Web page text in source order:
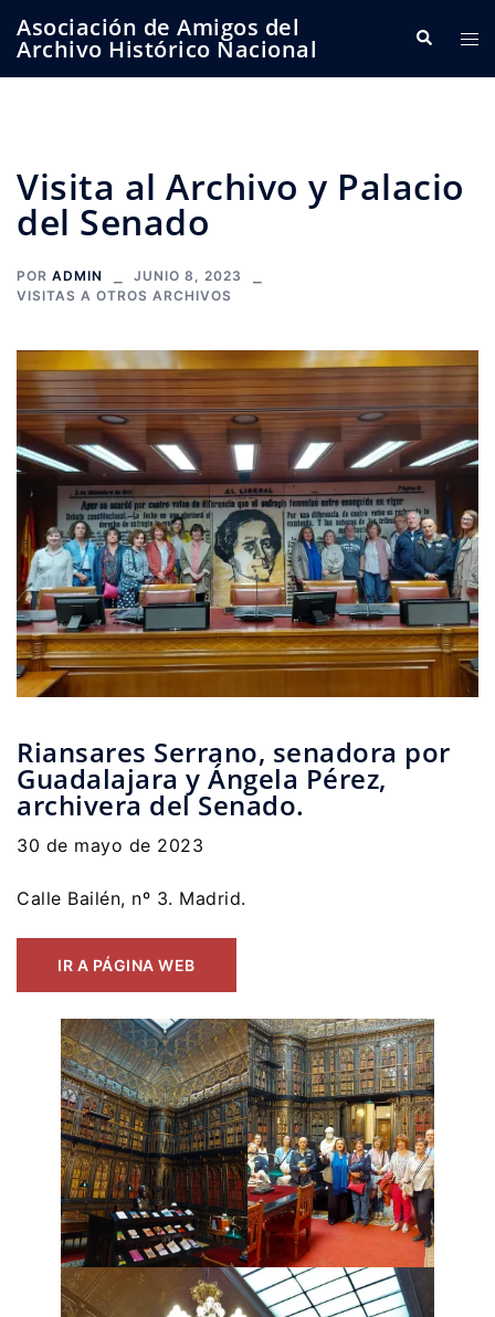
Asociación de Amigos del
Archivo Histórico Nacional Buscar
Visita al Archivo y Palacio
del Senado
POR ADMIN
JUNIO 8, 2023
VISITAS A OTROS ARCHIVOS
Riansares Serrano, senadora por
Guadalajara y Ángela Pérez,
archivera del Senado.
30 de mayo de 2023
Calle Bailén, nº 3. Madrid.
IR A PÁGINA WEB